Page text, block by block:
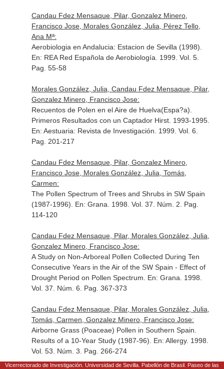
Candau Fdez Mensaque, Pilar, Gonzalez Minero,
Francisco Jose, Morales González, Julia, Pérez Tello,
Ana Mª:
Aerobiologia en Andalucia: Estacion de Sevilla (1998).
En: REA Red Española de Aerobiología . 1999. Vol. 5.
Pag. 55-58
Morales González, Julia, Candau Fdez Mensaque, Pilar,
Gonzalez Minero, Francisco Jose:
Recuentos de Polen en el Aire de Huelva(Espa?a).
Primeros Resultados con un Captador Hirst. 1993-1995.
En: Aestuaria: Revista de Investigación . 1999. Vol. 6.
Pag. 201-217
Candau Fdez Mensaque, Pilar, Gonzalez Minero,
Francisco Jose, Morales González, Julia, Tomás,
Carmen:
The Pollen Spectrum of Trees and Shrubs in SW Spain
(1987-1996). En: Grana . 1998. Vol. 37. Núm. 2. Pag.
114-120
Candau Fdez Mensaque, Pilar, Morales González, Julia,
Gonzalez Minero, Francisco Jose:
A Study on Non-Arboreal Pollen Collected During Ten
Consecutive Years in the Air of the SW Spain - Effect of
Drought Period on Pollen Spectrum. En: Grana . 1998.
Vol. 37. Núm. 6. Pag. 367-373
Candau Fdez Mensaque, Pilar, Morales González, Julia,
Tomás, Carmen, Gonzalez Minero, Francisco Jose:
Airborne Grass (Poaceae) Pollen in Southern Spain.
Results of a 10-Year Study (1987-96). En: Allergy. 1998.
Vol. 53. Núm. 3. Pag. 266-274
Vicerrectorado de Investigación. Universidad de Sevilla. Pabellón de Brasil. Paseo de las